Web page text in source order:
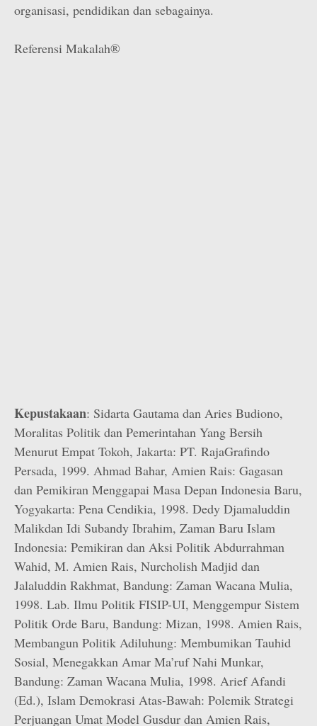
organisasi, pendidikan dan sebagainya.
Referensi Makalah®
Kepustakaan: Sidarta Gautama dan Aries Budiono,
Moralitas Politik dan Pemerintahan Yang Bersih
Menurut Empat Tokoh, Jakarta: PT. RajaGrafindo
Persada, 1999. Ahmad Bahar, Amien Rais: Gagasan
dan Pemikiran Menggapai Masa Depan Indonesia Baru,
Yogyakarta: Pena Cendikia, 1998. Dedy Djamaluddin
Malikdan Idi Subandy Ibrahim, Zaman Baru Islam
Indonesia: Pemikiran dan Aksi Politik Abdurrahman
Wahid, M. Amien Rais, Nurcholish Madjid dan
Jalaluddin Rakhmat, Bandung: Zaman Wacana Mulia,
1998. Lab. Ilmu Politik FISIP-UI, Menggempur Sistem
Politik Orde Baru, Bandung: Mizan, 1998. Amien Rais,
Membangun Politik Adiluhung: Membumikan Tauhid
Sosial, Menegakkan Amar Ma’ruf Nahi Munkar,
Bandung: Zaman Wacana Mulia, 1998. Arief Afandi
(Ed.), Islam Demokrasi Atas-Bawah: Polemik Strategi
Perjuangan Umat Model Gusdur dan Amien Rais,